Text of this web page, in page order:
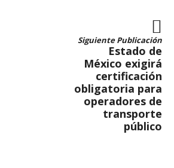
Siguiente Publicación
Estado de
México exigirá
certificación
obligatoria para
operadores de
transporte
público